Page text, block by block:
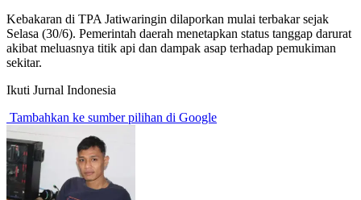
Kebakaran di TPA Jatiwaringin dilaporkan mulai terbakar sejak
Selasa (30/6). Pemerintah daerah menetapkan status tanggap darurat
akibat meluasnya titik api dan dampak asap terhadap pemukiman
sekitar.
Ikuti Jurnal Indonesia
Tambahkan ke sumber pilihan di Google